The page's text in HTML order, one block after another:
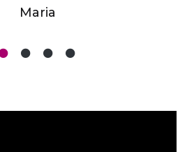
Maria